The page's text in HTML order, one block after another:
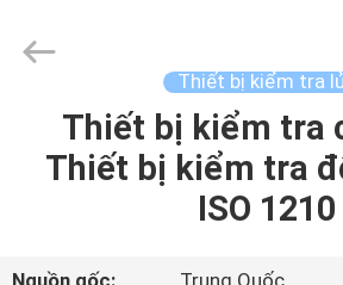
TRANG
CHỦ
2026
DONGGUAN
Thiết bị kiểm tra
Thiết bị kiểm tra
Thiết bị kiểm tra
ISO 1210